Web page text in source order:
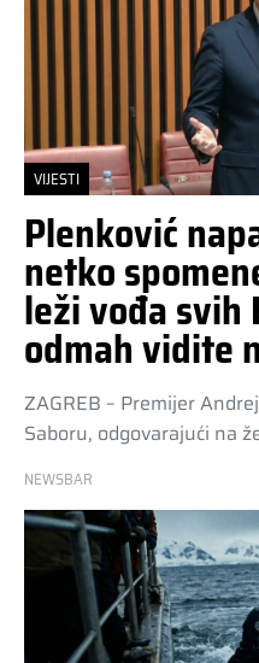
VIJESTI
Plenković
netko
leži vođa svih
odmah vidite
ZAGREB – Premijer
Saboru, odgovarajući na
NEWSBAR